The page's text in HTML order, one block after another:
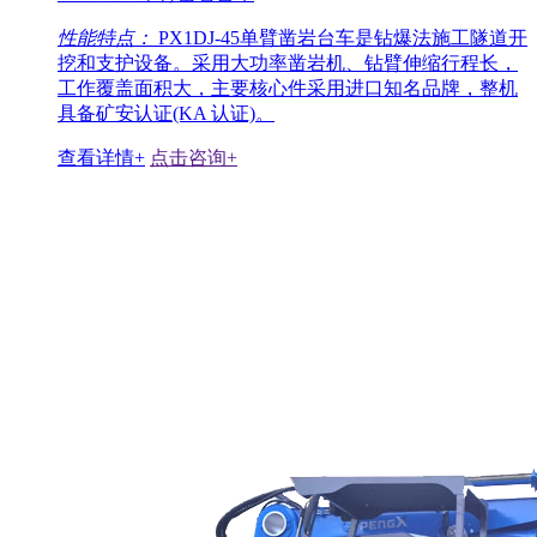
性能特点： PX1DJ-45单臂凿岩台车是钻爆法施工隧道开
挖和支护设备。采用大功率凿岩机、钻臂伸缩行程长，
工作覆盖面积大，主要核心件采用进口知名品牌，整机
具备矿安认证(KA 认证)。
查看详情+ 点击咨询+